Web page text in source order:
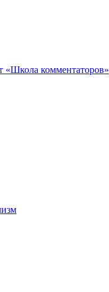
«Школа комментаторов»